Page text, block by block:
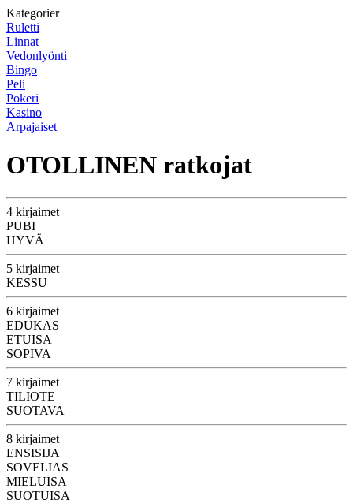
Kategorier
Ruletti
Linnat
Vedonlyönti
Bingo
Peli
Pokeri
Kasino
Arpajaiset
OTOLLINEN ratkojat
4 kirjaimet
PUBI
HYVÄ
5 kirjaimet
KESSU
6 kirjaimet
EDUKAS
ETUISA
SOPIVA
7 kirjaimet
TILIOTE
SUOTAVA
8 kirjaimet
ENSISIJA
SOVELIAS
MIELUISA
SUOTUISA